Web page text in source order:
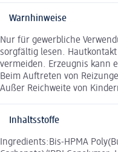
Warnhinweise
Nur für gewerbliche
sorgfältig lesen.
vermeiden. Erzeugnis kann
Beim Auftreten von
Außer Reichweite von
Inhaltsstoffe
Ingredients:Bis-HPMA